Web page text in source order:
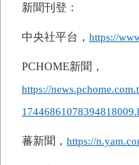
新聞刊登：
中央社平台， https://
PCHOME新聞，
https://
蕃新聞， https://